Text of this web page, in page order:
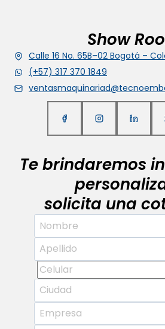
Show
Calle 16 No. 65B–02 Bogotá –
(+57) 317 370 1849
Te brindaremos
solicita una